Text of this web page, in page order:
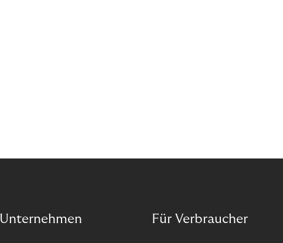
Unternehmen Für Verbraucher